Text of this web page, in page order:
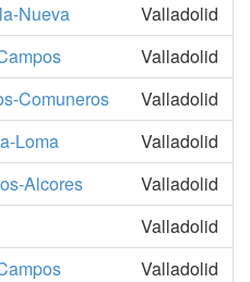
Nueva
Valladolid
Valladolid
Comuneros
Valladolid
Loma
Valladolid
Alcores
Valladolid
Valladolid
Valladolid